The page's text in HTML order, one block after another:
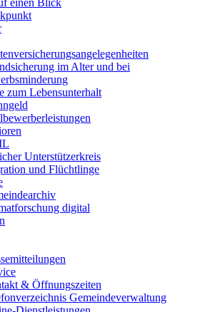
einen Blick
im Alter und bei
zum Lebensunterhalt
Unterstützerkreis
und Flüchtlinge
digital
& Öffnungszeiten
Gemeindeverwaltung